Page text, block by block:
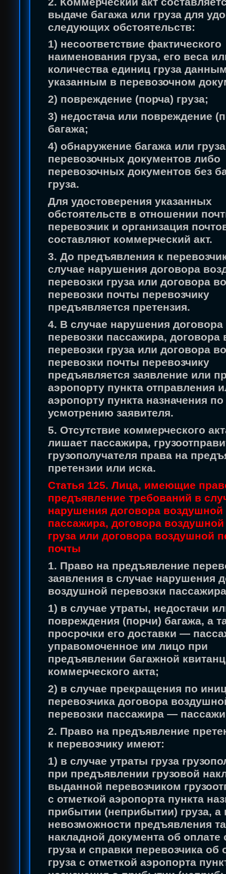
выдаче багажа или груза для
следующих обстоятельств:
1) несоответствие фактического
наименования груза, его веса
количества единиц груза
указанным в перевозочном
2) повреждение (порча) груза;
3) недостача или повреждение
багажа;
4) обнаружение багажа или
перевозочных документов либо
перевозочных документов без
груза.
Для удостоверения указанных
обстоятельств в отношении
перевозчик и организация
составляют коммерческий акт.
3. До предъявления к
случае нарушения договора
перевозки груза или договора
перевозки почты перевозчику
предъявляется претензия.
4. В случае нарушения
перевозки пассажира, договора
перевозки груза или договора
перевозки почты перевозчику
предъявляется заявление или
аэропорту пункта отправления
аэропорту пункта назначения по
усмотрению заявителя.
5. Отсутствие коммерческого
лишает пассажира,
грузополучателя права на
претензии или иска.
Статья 125. Лица, имеющие
предъявление требований в
нарушения договора воздушной
пассажира, договора воздушной
груза или договора воздушной
почты
1. Право на предъявление
заявления в случае нарушения
воздушной перевозки
1) в случае утраты, недостачи
повреждения (порчи) багажа, а
просрочки его доставки —
управомоченное им лицо при
предъявлении багажной
коммерческого акта;
2) в случае прекращения по
перевозчика договора
перевозки пассажира —
2. Право на предъявление
к перевозчику имеют:
1) в случае утраты груза
при предъявлении грузовой
выданной перевозчиком
с отметкой аэропорта пункта
прибытии (неприбытии) груза, а
невозможности предъявления
накладной документа об оплате
груза и справки перевозчика об
груза с отметкой аэропорта